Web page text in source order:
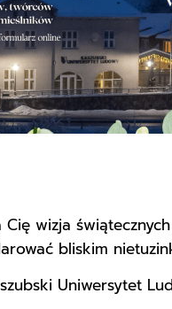
Cię wizja
bliskim
Uniwersytet